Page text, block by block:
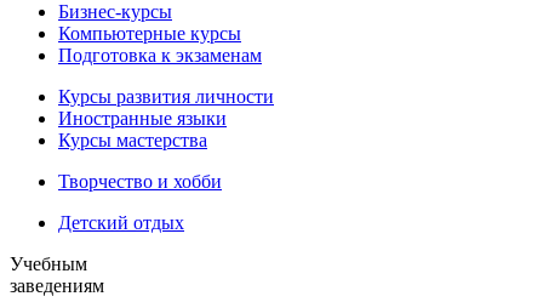
Бизнес-курсы
Компьютерные курсы
Подготовка к экзаменам
Курсы развития личности
Иностранные языки
Курсы мастерства
Творчество и хобби
Детский отдых
Учебным
заведениям